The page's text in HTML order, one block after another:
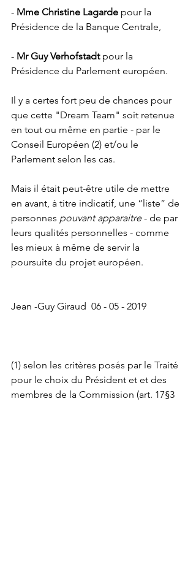
- Mme Christine Lagarde pour la
Présidence de la Banque Centrale,
- Mr Guy Verhofstadt pour la
Présidence du Parlement européen.
Il y a certes fort peu de chances pour
que cette "Dream Team" soit retenue
en tout ou même en partie - par le
Conseil Européen (2) et/ou le
Parlement selon les cas.
Mais il était peut-être utile de mettre
en avant, à titre indicatif, une “liste” de
personnes pouvant apparaitre - de par
leurs qualités personnelles - comme
les mieux à même de servir la
poursuite du projet européen.
Jean -Guy Giraud  06 - 05 - 2019
(1) selon les critères posés par le Traité
pour le choix du Président et et des
membres de la Commission (art. 17§3